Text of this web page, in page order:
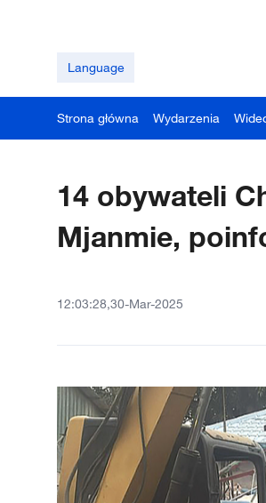
Language
Strona główna Wydarzenia
14 obywateli
Mjanmie,
12:03:28,30-Mar-2025